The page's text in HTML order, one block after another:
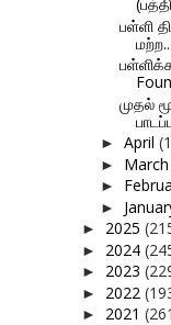
பள்ளி
மற்ற...
முதல்
► April
► March
►
►
► 2025
► 2024
► 2023
► 2022
► 2021